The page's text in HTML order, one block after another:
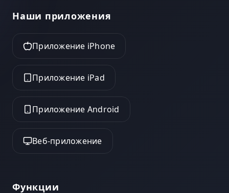
Наши приложения
Приложение iPhone
Приложение iPad
Приложение Android
Веб-приложение
Функции